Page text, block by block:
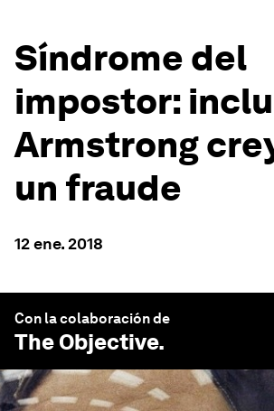
Síndrome del
impostor:
Armstrong
un fraude
12 ene. 2018
Con la colaboración de
The Objective.